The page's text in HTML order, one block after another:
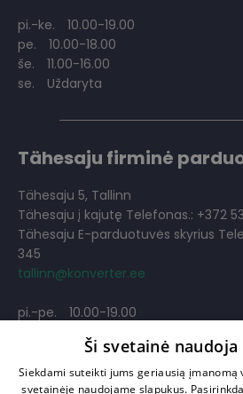
pi.-ke.
10.00-19.00
pe.
10.00-18.00
še.
11.00-16.00
se.
Uždaryta
Tähesaju firminė
Tähesaju 5, Tallinn
Tähesaju į kajutę Telefonas.: +372
Tähesaju E-parduotuvės skyrius
345
tallinn@konverter.ee
pi.-pe.
10.00-19.00
11.00-18.00Ši svetainė
Siekdami suteikti jums geriausią
svetainėje naudojame slapukus.